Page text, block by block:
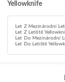
Yellowknife
Let Z Mezinárodní
Let Z Letiště
Let Do Mezinárodní
Let Do Letiště